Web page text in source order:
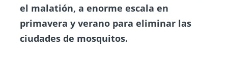
el malatión, a enorme escala en
primavera y verano para eliminar las
ciudades de mosquitos.